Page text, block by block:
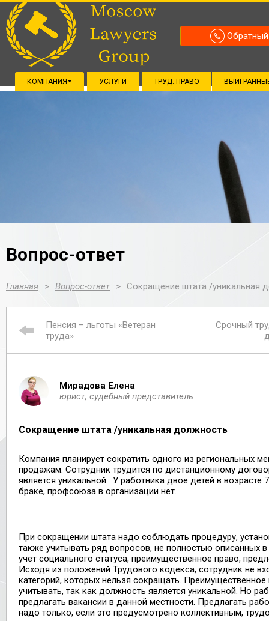
КОМПАНИЯ УСЛУГИ ТРУД. ПРАВО
Вопрос-ответ
Главная > Вопрос-ответ > Сокращение штата /уникальная
Пенсия – льготы «Ветеран
труда»
Срочный
Мирадова Елена
юрист, судебный представитель
Сокращение штата /уникальная должность
Компания планирует сократить одного из региональных
продажам. Сотрудник трудится по дистанционному
является уникальной. У работника двое детей в возрасте
браке, профсоюза в организации нет.
При сокращении штата надо соблюдать процедуру,
также учитывать ряд вопросов, не полностью описанных в
учет социального статуса, преимущественное право,
Исходя из положений Трудового кодекса, сотрудник не
категорий, которых нельзя сокращать.
учитывать, так как должность является уникальной. Но
предлагать вакансии в данной местности. Предлагать
надо только, если это предусмотрено коллективным,